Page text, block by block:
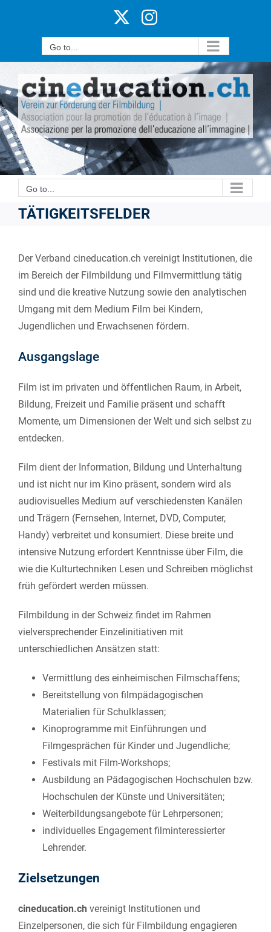
Instagram
Go to...
Go to...
TÄTIGKEITSFELDER
Der Verband cineducation.ch vereinigt Institutionen, die
im Bereich der Filmbildung und Filmvermittlung tätig
sind und die kreative Nutzung sowie den analytischen
Umgang mit dem Medium Film bei Kindern,
Jugendlichen und Erwachsenen fördern.
Ausgangslage
Film ist im privaten und öffentlichen Raum, in Arbeit,
Bildung, Freizeit und Familie präsent und schafft
Momente, um Dimensionen der Welt und sich selbst zu
entdecken.
Film dient der Information, Bildung und Unterhaltung
und ist nicht nur im Kino präsent, sondern wird als
audiovisuelles Medium auf verschiedensten Kanälen
und Trägern (Fernsehen, Internet, DVD, Computer,
Handy) verbreitet und konsumiert. Diese breite und
intensive Nutzung erfordert Kenntnisse über Film, die
wie die Kulturtechniken Lesen und Schreiben möglichst
früh gefördert werden müssen.
Filmbildung in der Schweiz findet im Rahmen
vielversprechender Einzelinitiativen mit
unterschiedlichen Ansätzen statt:
Vermittlung des einheimischen Filmschaffens;
Bereitstellung von filmpädagogischen
Materialien für Schulklassen;
Kinoprogramme mit Einführungen und
Filmgesprächen für Kinder und Jugendliche;
Festivals mit Film-Workshops;
Ausbildung an Pädagogischen Hochschulen bzw.
Hochschulen der Künste und Universitäten;
Weiterbildungsangebote für Lehrpersonen;
individuelles Engagement filminteressierter
Lehrender.
Zielsetzungen
cineducation.ch vereinigt Institutionen und
Einzelpersonen, die sich für Filmbildung engagieren